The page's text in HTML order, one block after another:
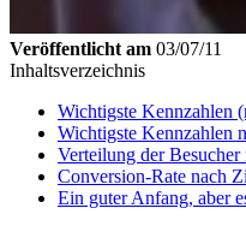
Veröffentlicht am 03/07/11
Inhaltsverzeichnis
Wichtigste Kennzahlen
Wichtigste Kennzahlen
Verteilung der
Conversion-Rate nach
Ein guter Anfang, aber